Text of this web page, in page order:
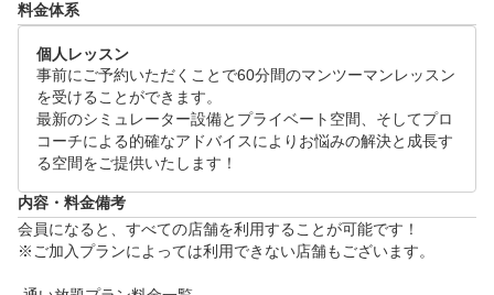
しください！
●体験レッスンスケジュール(各120分)
月~日 09:00～21:00
※ご希望の日時をリクエスト画面よりご提示ください
。追ってご連絡差し上げます。
●当日の流れ
・体験レッスン(60分)
└　お客様のお悩みをヒアリングし、シミュレータ
料金体系
個人レッスン
事前にご予約いただくことで60分間のマンツーマンレッスン
を受けることができます。
最新のシミュレーター設備とプライベート空間、そしてプロ
コーチによる的確なアドバイスによりお悩みの解決と成長す
る空間をご提供いたします！
内容・料金備考
会員になると、すべての店舗を利用することが可能です！
※ご加入プランによっては利用できない店舗もございます。